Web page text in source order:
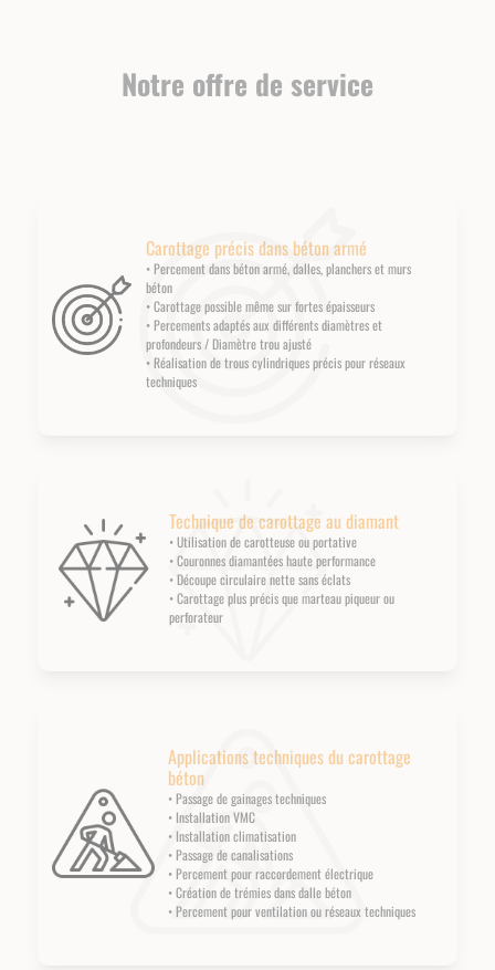
Notre offre de service
Carottage précis dans béton armé
• Percement dans béton armé, dalles, planchers et murs
béton
• Carottage possible même sur fortes épaisseurs
• Percements adaptés aux différents diamètres et
profondeurs / Diamètre trou ajusté
• Réalisation de trous cylindriques précis pour réseaux
techniques
Technique de carottage au diamant
• Utilisation de carotteuse ou portative
• Couronnes diamantées haute performance
• Découpe circulaire nette sans éclats
• Carottage plus précis que marteau piqueur ou
perforateur
Applications techniques du carottage
béton
• Passage de gainages techniques
• Installation VMC
• Installation climatisation
• Passage de canalisations
• Percement pour raccordement électrique
• Création de trémies dans dalle béton
• Percement pour ventilation ou réseaux techniques